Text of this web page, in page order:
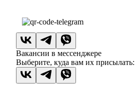
Вакансии в мессенджере
Выберите, куда вам их присылать: